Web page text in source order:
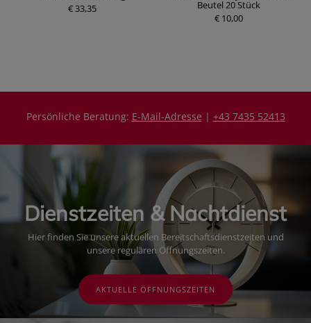
€ 33,35
Beutel 20 Stück
€ 10,00
Persönliche Beratung: E-Mail-Adresse | +43 7435 52413
Dienstzeiten & Nachtdienst
Hier finden Sie unsere aktuellen Bereitschaftsdienstzeiten und
unsere regulären Öffnungszeiten.
AKTUELLE ÖFFNUNGSZEITEN